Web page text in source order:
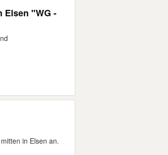
Elsen "WG -
in Elsen an.